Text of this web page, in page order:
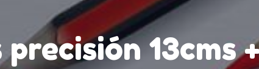
precisión 13cms